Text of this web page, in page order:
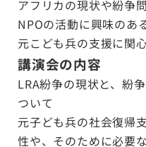
アフリカの現状や紛争
NPOの活動に興味のあ
元こども兵の支援に関
講演会の内容
LRA紛争の現状と、紛
ついて
元子ども兵の社会復帰
性や、そのために必要